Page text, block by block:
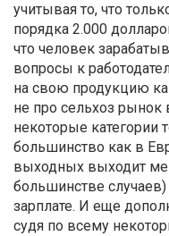
учитывая то, что
порядка 2.000
что человек
вопросы к
на свою продукцию
не про сельхоз
некоторые категории
большинство как в
выходных выходит
большинстве
зарплате. И еще
судя по всему